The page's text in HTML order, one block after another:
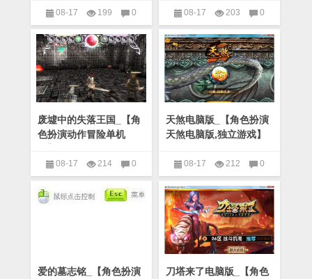
08-17 199
0
角色扮演
08-17 203
0
角色扮演
废墟中的失落王国_【角
色扮演动作冒险单机
08-17 214
0
天煞电脑版_【角色扮演
天煞电脑版,独立游戏】
08-17 212
0
爱的墓志铭_【角色扮演
刀塔来了电脑版_【角色